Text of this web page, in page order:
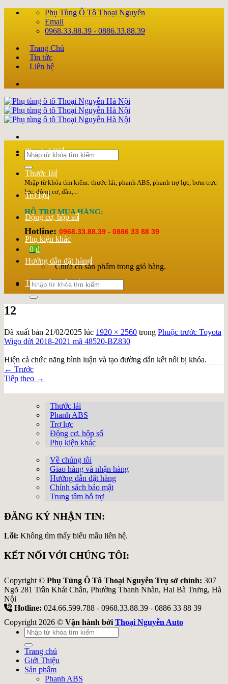
Chuyển
Phụ Tùng Ô Tô Thoại Nguyễn
Email
0968.33.88.39 - 0886.33.88.39
Trang Chủ
Tin tức
Liên hệ
Tìm
kiếm:
Nhập từ khóa tìm kiếm: thước lái, phanh ABS, phanh trợ lực, bơm trực
lực, động cơ, dầu,...
HỖ TRỢ MUA HÀNG:
Hotline: 0968.33.88.39 - 0886 33 88 39
0 ₫
Chưa có sản phẩm trong giỏ hàng.
Tìm
kiếm:
Phanh ABS
Thước lái
Trợ lực
Động cơ, hộp số
Phụ kiện khác
Hướng dẫn đặt hàng
Trung tâm hỗ trợ
12
Đã xuất bản 21/02/2025 lúc 1920 × 2560 trong Phuộc trước Toyota
Wigo đời 2018-2021 mã 48520-BZ830
Hiện cả chức năng bình luận và tạo đường dẫn kết nối bị khóa.
← Trước
Tiếp theo →
Thước lái
Phanh ABS
Trợ lực
Động cơ, hộp số
Phụ kiện khác
Về chúng tôi
Giao hàng và nhận hàng
Hướng dẫn đặt hàng
Chính sách bảo mật
Trung tâm hỗ trợ
ĐĂNG KÝ NHẬN TIN:
Lỗi: Không tìm thấy biểu mẫu liên hệ.
KẾT NỐI VỚI CHÚNG TÔI:
Copyright © Phụ Tùng Ô Tô Thoại Nguyễn Trụ sở chính: 307
Ngõ 281 Trần Khát Chân, Phường Thanh Nhàn, Hai Bà Trưng, Hà
Nội
Hotline: 024.66.599.788 - 0968.33.88.39 - 0886 33 88 39
Copyright 2026 © Vận hành bởi Thoại Nguyễn Auto
Tìm
kiếm:
Trang chủ
Giới Thiệu
Sản phẩm
Phanh ABS